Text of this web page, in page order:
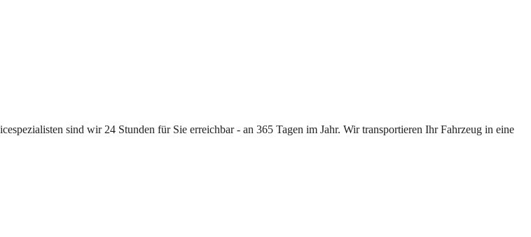
sind wir 24 Stunden für Sie erreichbar - an 365 Tagen im Jahr. Wir transportieren Ihr Fahrzeug in eine